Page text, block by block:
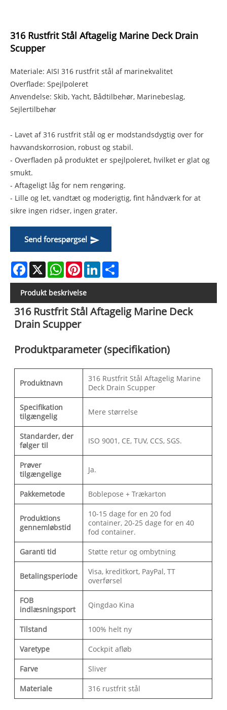
316 Rustfrit Stål Aftagelig Marine Deck Drain
Scupper
Materiale: AISI 316 rustfrit stål af marinekvalitet
Overflade: Spejlpoleret
Anvendelse: Skib, Yacht, Bådtilbehør, Marinebeslag,
Sejlertilbehør
- Lavet af 316 rustfrit stål og er modstandsdygtig over for
havvandskorrosion, robust og stabil.
- Overfladen på produktet er spejlpoleret, hvilket er glat og
smukt.
- Aftageligt låg for nem rengøring.
- Lille og let, vandtæt og moderigtig, fint håndværk for at
sikre ingen ridser, ingen grater.
Send forespørgsel
Facebook
X WhatsAppPinterestLinkedIn
Produkt beskrivelse
316 Rustfrit Stål Aftagelig Marine Deck
Drain Scupper
Produktparameter (specifikation)
Produktnavn
316 Rustfrit Stål Aftagelig Marine
Deck Drain Scupper
Specifikation
tilgængelig
Mere størrelse
Standarder, der
følger til
ISO 9001, CE, TUV, CCS, SGS.
Prøver
tilgængelige
Ja.
Pakkemetode Boblepose + Trækarton
Produktions
gennemløbstid
10-15 dage for en 20 fod
container, 20-25 dage for en 40
fod container.
Garanti tid Støtte retur og ombytning
Betalingsperiode
Visa, kreditkort, PayPal, TT
overførsel
FOB
indlæsningsport
Qingdao Kina
Tilstand 100% helt ny
Varetype Cockpit afløb
Farve Sliver
Materiale 316 rustfrit stål